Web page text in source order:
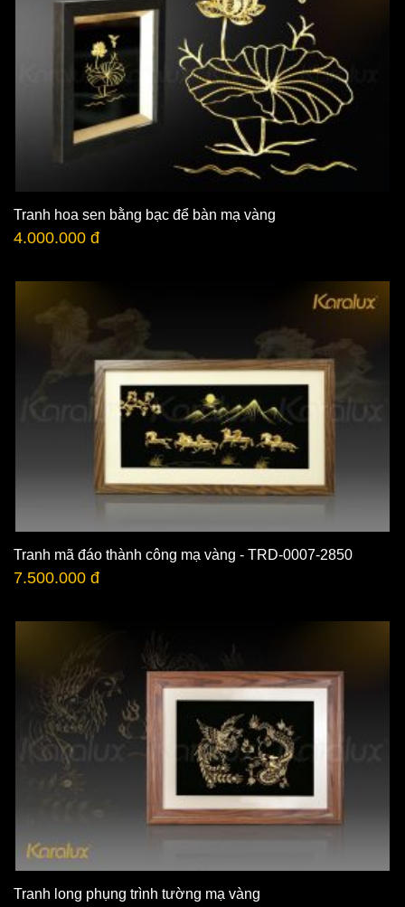
Tranh hoa sen bằng bạc để bàn mạ vàng
4.000.000 đ
Tranh mã đáo thành công mạ vàng - TRD-0007-2850
7.500.000 đ
Tranh long phụng trình tường mạ vàng